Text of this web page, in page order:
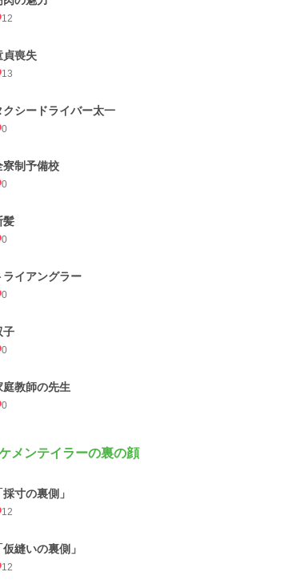
12
貞喪失
13
クシードライバー太一
0
寮制予備校
0
髪
0
ライアングラー
0
子
0
庭教師の先生
0
メンテイラーの裏の顔
採寸の裏側」
12
仮縫いの裏側」
12